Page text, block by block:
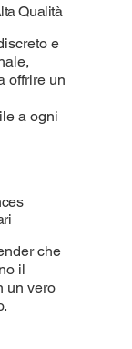
Qualità
e
offrire un
a ogni
che
il
un vero